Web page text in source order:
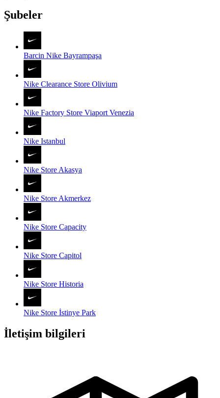
Şubeler
Barcin Nike Bayrampaşa
Nike Clearance Store Olivium
Nike Factory Store Viaport Venezia
Nike Istanbul
Nike Store Akasya
Nike Store Akmerkez
Nike Store Capacity
Nike Store Capitol
Nike Store Historia
Nike Store İstinye Park
İletişim bilgileri